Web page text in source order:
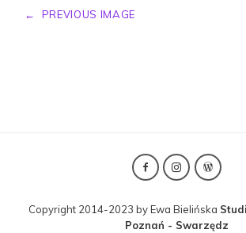
←
PREVIOUS IMAGE
Copyright 2014-2023 by Ewa Bielińska
Poznań - Swarzędz